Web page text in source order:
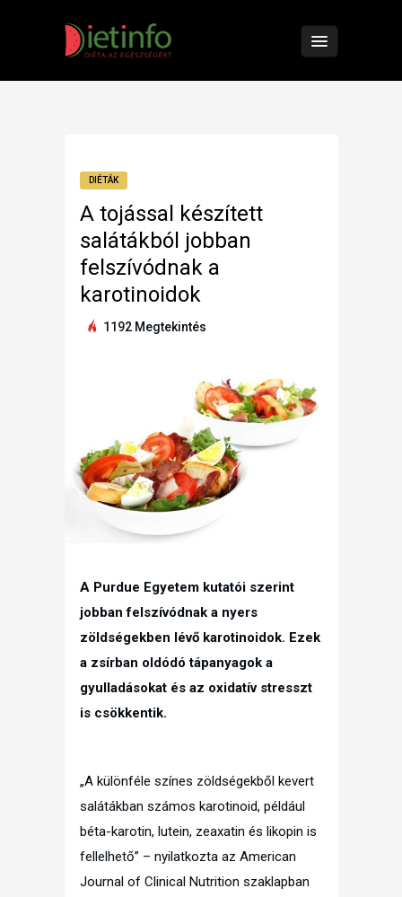
DIÉTÁK
A tojással készített
salátákból jobban
felszívódnak a
karotinoidok
1192 Megtekintés
A Purdue Egyetem kutatói szerint
jobban felszívódnak a nyers
zöldségekben lévő karotinoidok. Ezek
a zsírban oldódó tápanyagok a
gyulladásokat és az oxidatív stresszt
is csökkentik.
„A különféle színes zöldségekből kevert
salátákban számos karotinoid, például
béta-karotin, lutein, zeaxatin és likopin is
fellelhető” – nyilatkozta az American
Journal of Clinical Nutrition szaklapban